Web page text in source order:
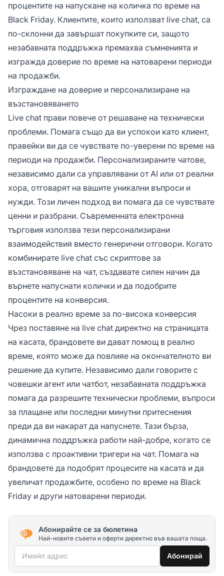
процентите на напускане на количка по време на
Black Friday. Клиентите, които използват live chat, са
по-склонни да завършат покупките си, защото
незабавната поддръжка премахва съмненията и
изгражда доверие по време на натоварени периоди
на продажби.
Изграждане на доверие и персонализиране на
възстановяването
Live chat прави повече от решаване на технически
проблеми. Помага също да ви успокои като клиент,
правейки ви да се чувствате по-уверени по време на
периоди на продажби. Персонализираните чатове,
независимо дали са управлявани от AI или от реални
хора, отговарят на вашите уникални въпроси и
нужди. Този личен подход ви помага да се чувствате
ценни и разбрани. Съвременната електронна
търговия използва тези персонализирани
взаимодействия вместо генерични отговори. Когато
комбинирате live chat със скриптове за
възстановяване на чат, създавате силен начин да
върнете напуснати колички и да подобрите
процентите на конверсия.
Насоки в реално време за по-висока конверсия
Чрез поставяне на live chat директно на страницата
на касата, брандовете ви дават помощ в реално
време, която може да повлияе на окончателното ви
решение да купите. Независимо дали говорите с
човешки агент или чатбот, незабавната поддръжка
помага да разрешите технически проблеми, въпроси
за плащане или последни минутни притеснения
преди да ви накарат да напуснете. Тази бърза,
динамична поддръжка работи най-добре, когато се
използва с проактивни тригери на чат. Помага на
брандовете да подобрят процесите на касата и да
увеличат продажбите, особено по време на Black
Friday и други натоварени периоди.
Абонирайте се за бюлетина
Най-новите съвети и оферти директно във вашата поща.
Имейл адрес Абонирай